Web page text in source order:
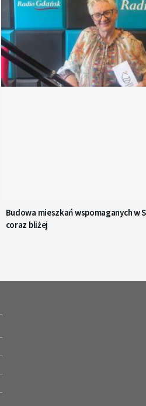
Budowa mieszkań wspomaganych w
coraz bliżej